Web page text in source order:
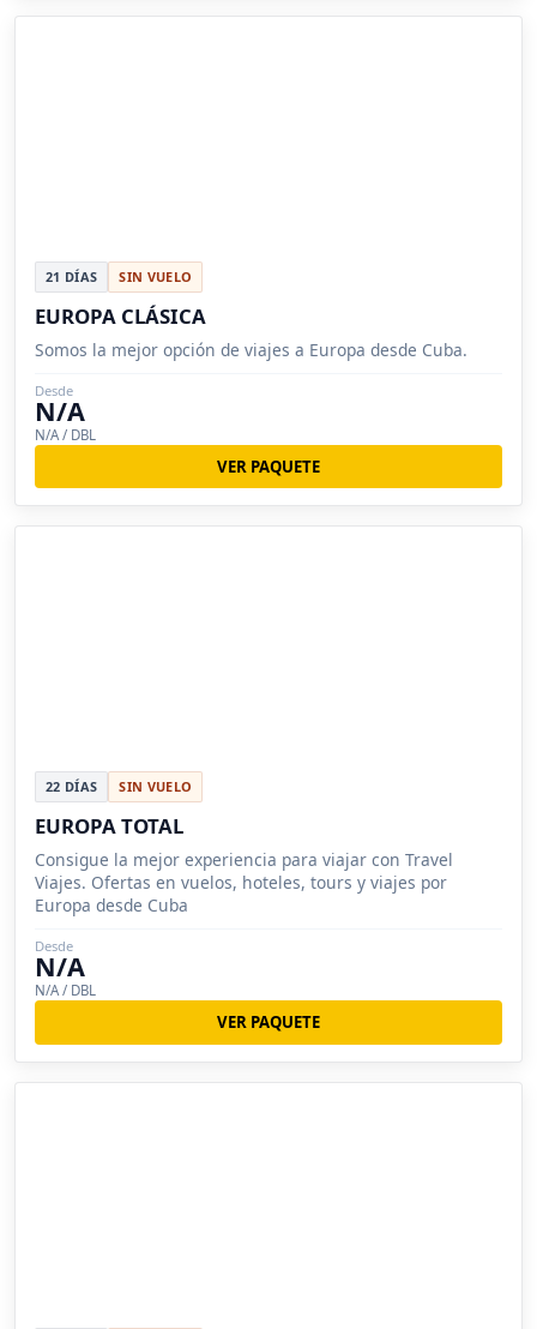
21 DÍAS SIN VUELO
EUROPA CLÁSICA
Somos la mejor opción de viajes a Europa desde Cuba.
Desde
N/A
N/A / DBL
VER PAQUETE
22 DÍAS SIN VUELO
EUROPA TOTAL
Consigue la mejor experiencia para viajar con Travel
Viajes. Ofertas en vuelos, hoteles, tours y viajes por
Europa desde Cuba
Desde
N/A
N/A / DBL
VER PAQUETE